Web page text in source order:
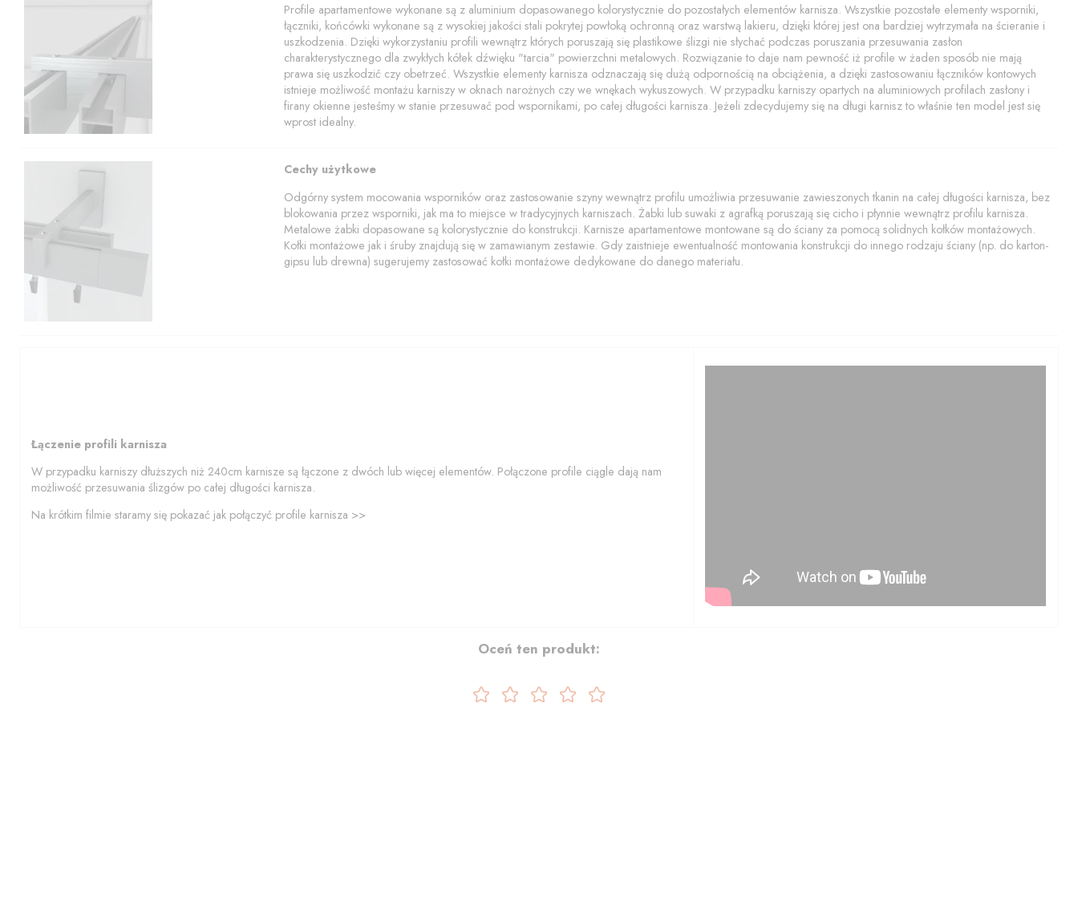
Profile apartamentowe wykonane są z aluminium dopasowanego kolorystycznie do pozostałych elementów karnisza. Wszystkie pozostałe elementy wsporniki,
łączniki, końcówki wykonane są z wysokiej jakości stali pokrytej powłoką ochronną oraz warstwą lakieru, dzięki której jest ona bardziej wytrzymała na ścieranie i
uszkodzenia. Dzięki wykorzystaniu profili wewnątrz których poruszają się plastikowe ślizgi nie słychać podczas poruszania przesuwania zasłon
charakterystycznego dla zwykłych kółek dźwięku "tarcia" powierzchni metalowych. Rozwiązanie to daje nam pewność iż profile w żaden sposób nie mają
prawa się uszkodzić czy obetrzeć. Wszystkie elementy karnisza odznaczają się dużą odpornością na obciążenia, a dzięki zastosowaniu łączników kontowych
istnieje możliwość montażu karniszy w oknach narożnych czy we wnękach wykuszowych. W przypadku karniszy opartych na aluminiowych profilach zasłony i
firany okienne jesteśmy w stanie przesuwać pod wspornikami, po całej długości karnisza. Jeżeli zdecydujemy się na długi karnisz to właśnie ten model jest się
wprost idealny.
Cechy użytkowe
Odgórny system mocowania wsporników oraz zastosowanie szyny wewnątrz profilu umożliwia przesuwanie zawieszonych tkanin na całej długości karnisza, bez
blokowania przez wsporniki, jak ma to miejsce w tradycyjnych karniszach. Żabki lub suwaki z agrafką poruszają się cicho i płynnie wewnątrz profilu karnisza.
Metalowe żabki dopasowane są kolorystycznie do konstrukcji. Karnisze apartamentowe montowane są do ściany za pomocą solidnych kołków montażowych.
Kołki montażowe jak i śruby znajdują się w zamawianym zestawie. Gdy zaistnieje ewentualność montowania konstrukcji do innego rodzaju ściany (np. do karton-
gipsu lub drewna) sugerujemy zastosować kołki montażowe dedykowane do danego materiału.
Łączenie profili karnisza
W przypadku karniszy dłuższych niż 240cm karnisze są łączone z dwóch lub więcej elementów. Połączone profile ciągle dają nam
możliwość przesuwania ślizgów po całej długości karnisza.
Na krótkim filmie staramy się pokazać jak połączyć profile karnisza >>
Oceń ten produkt: